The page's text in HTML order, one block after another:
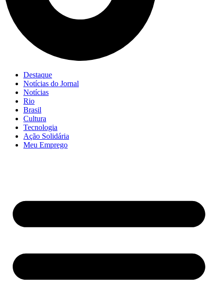
Destaque
Notícias do Jornal
Notícias
Rio
Brasil
Cultura
Tecnologia
Ação Solidária
Meu Emprego